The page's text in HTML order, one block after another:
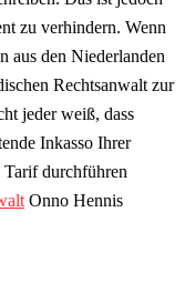
zu verhindern. Wenn
aus den Niederlanden
Rechtsanwalt zur
jeder weiß, dass
Inkasso Ihrer
Tarif durchführen
Onno Hennis